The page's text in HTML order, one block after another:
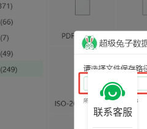
联系客服